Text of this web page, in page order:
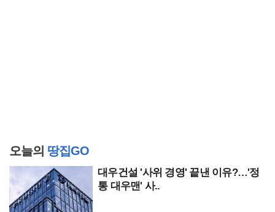
오늘의 땅집GO
대우건설 '사위 경영' 끝낸 이유?…'정
통 대우맨' 사..